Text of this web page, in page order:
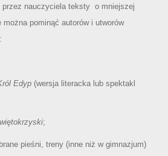
przez nauczyciela teksty o mniejszej
pominąć autorów i utworów
Edyp (wersja literacka lub spektakl
;
pieśni, treny (inne niż w gimnazjum)